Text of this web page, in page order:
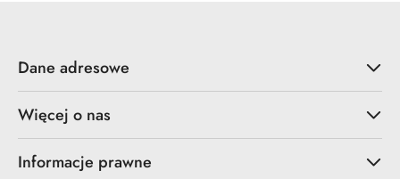
Dane adresowe
Więcej o nas
Informacje prawne